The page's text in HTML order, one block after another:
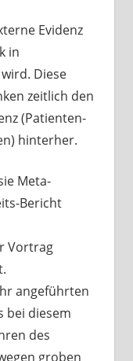
Evidenz
in
Diese
zeitlich den
(Patienten-
hinterher.
Meta-
Bericht
Vortrag
angeführten
bei diesem
des
groben